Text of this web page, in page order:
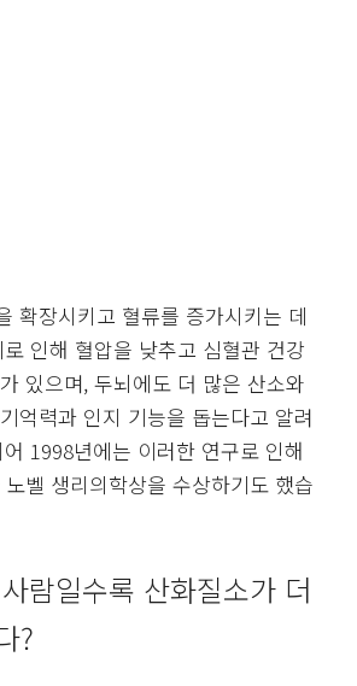
확장시키고 혈류를 증가시키는 데
인해 혈압을 낮추고 심혈관 건강
있으며, 두뇌에도 더 많은 산소와
억력과 인지 기능을 돕는다고 알려
1998년에는 이러한 연구로 인해
벨 생리의학상을 수상하기도 했습
람일수록 산화질소가 더
?